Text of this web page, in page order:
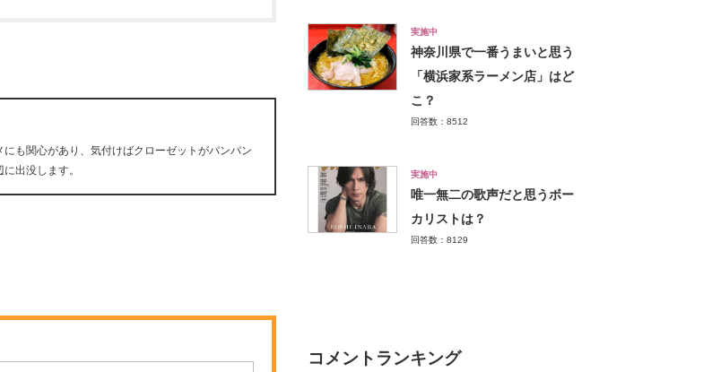
も関心があり、気付けばクローゼットがパンパン
出没します。
実施中
神奈川県で一番うまいと思う
「横浜家系ラーメン店」はど
こ？
回答数：8512
実施中
唯一無二の歌声だと思うボー
カリストは？
回答数：8129
コメントランキング